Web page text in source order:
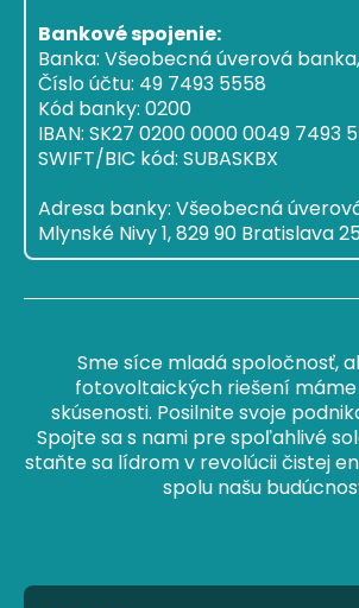
Bankové spojenie:
Banka: Všeobecná úverová
Číslo účtu: 49 7493 5558
Kód banky: 0200
IBAN: SK27 0200 0000 0049 7493
SWIFT/BIC kód: SUBASKBX
Adresa banky: Všeobecná
Mlynské Nivy 1, 829 90 Bratislava
Sme síce mladá spoločnosť,
fotovoltaických riešení
skúsenosti. Posilnite svoje
Spojte sa s nami pre spoľahlivé
staňte sa lídrom v revolúcii čistej
spolu našu